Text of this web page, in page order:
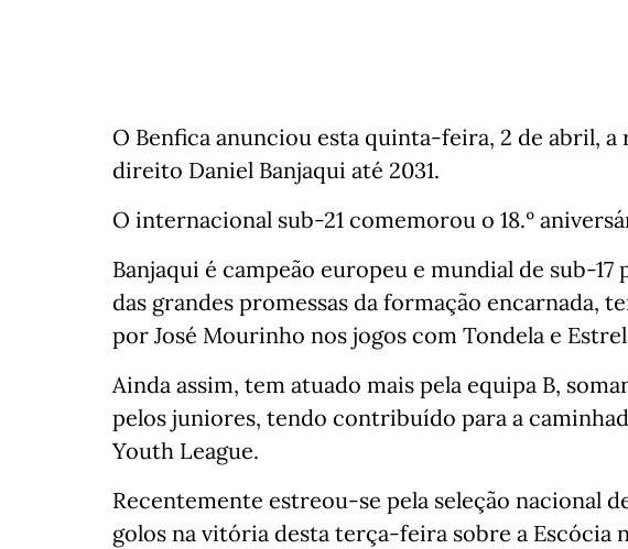
O Benfica anunciou esta quinta-feira, 2 de abril, a
direito Daniel Banjaqui até 2031.
O internacional sub-21 comemorou o 18.º
Banjaqui é campeão europeu e mundial de sub-
das grandes promessas da formação encarnada,
por José Mourinho nos jogos com Tondela e
Ainda assim, tem atuado mais pela equipa B,
pelos juniores, tendo contribuído para a
Youth League.
Recentemente estreou-se pela seleção nacional
golos na vitória desta terça-feira sobre a Escócia